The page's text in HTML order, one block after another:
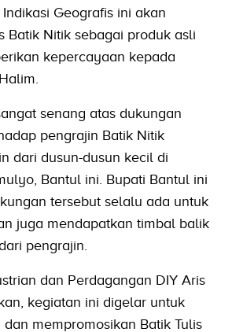
Geografis ini akan
Batik Nitik sebagai produk asli
kepercayaan kepada
senang atas dukungan
pengrajin Batik Nitik
dari dusun-dusun kecil di
Bantul ini. Bupati Bantul ini
tersebut selalu ada untuk
juga mendapatkan timbal balik
pengrajin.
dan Perdagangan DIY Aris
kegiatan ini digelar untuk
mempromosikan Batik Tulis